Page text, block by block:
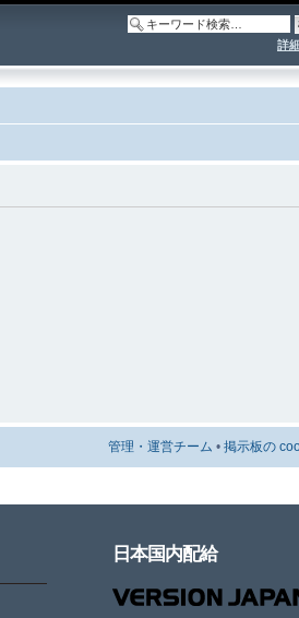
詳
管理・運営チーム • 掲示板の
日本国内配給